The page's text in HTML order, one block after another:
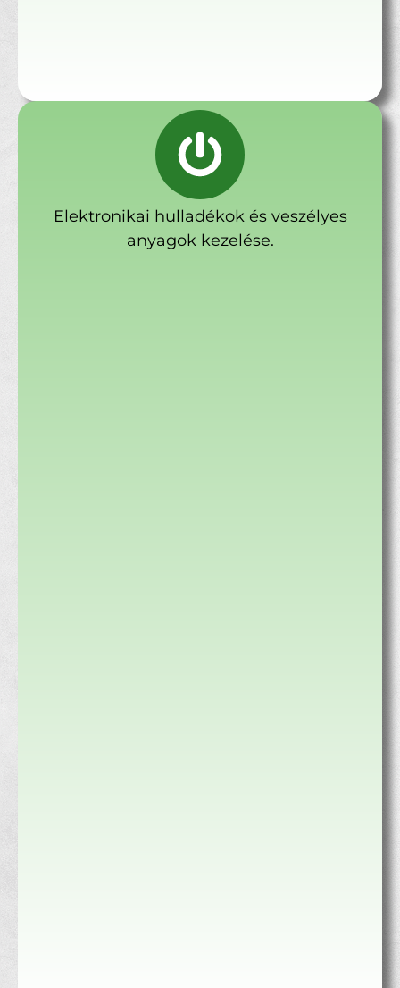
Elektronikai hulladékok és veszélyes
anyagok kezelése.